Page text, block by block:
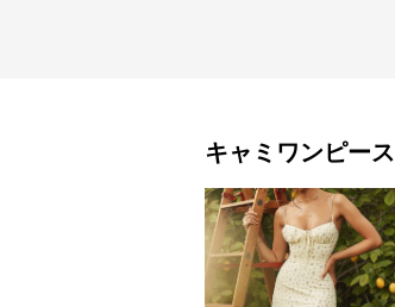
キャミワンピース